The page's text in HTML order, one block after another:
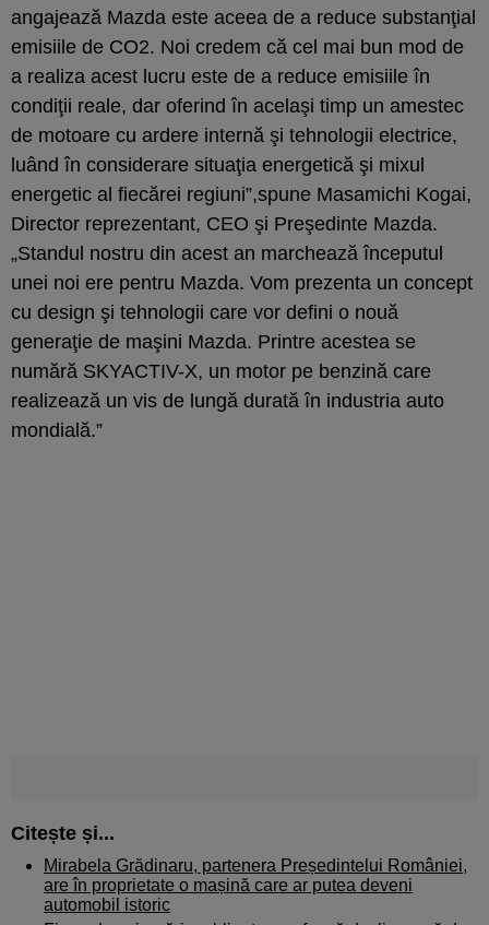
angajează Mazda este aceea de a reduce substanţial
emisiile de CO2. Noi credem că cel mai bun mod de
a realiza acest lucru este de a reduce emisiile în
condiţii reale, dar oferind în acelaşi timp un amestec
de motoare cu ardere internă şi tehnologii electrice,
luând în considerare situaţia energetică şi mixul
energetic al fiecărei regiuni”,spune Masamichi Kogai,
Director reprezentant, CEO şi Preşedinte Mazda.
„Standul nostru din acest an marchează începutul
unei noi ere pentru Mazda. Vom prezenta un concept
cu design şi tehnologii care vor defini o nouă
generaţie de maşini Mazda. Printre acestea se
numără SKYACTIV-X, un motor pe benzină care
realizează un vis de lungă durată în industria auto
mondială.”
Citește și...
Mirabela Grădinaru, partenera Președintelui României,
are în proprietate o mașină care ar putea deveni
automobil istoric